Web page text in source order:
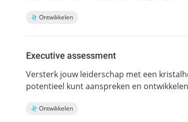
Ontwikkelen
Executive assessment
Versterk jouw leiderschap met een
potentieel kunt aanspreken en
Ontwikkelen